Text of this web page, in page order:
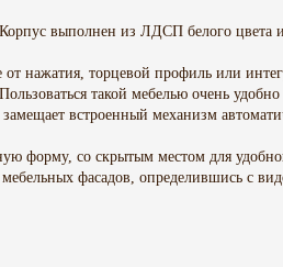
выполнен из ЛДСП белого цвета
нажатия, торцевой профиль или
такой мебелью очень
встроенный механизм
форму, со скрытым местом для
фасадов, определившись с